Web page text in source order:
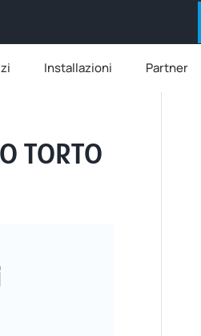
Installazioni Partner
TORTO